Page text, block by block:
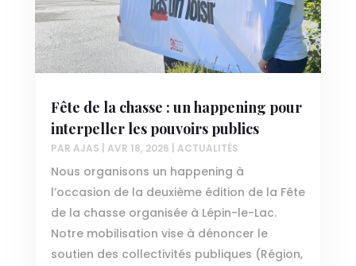
Fête de la chasse : un happening pour
interpeller les pouvoirs publics
PAR AJAS AVR 18, 2026 ACTUALITÉS
Nous organisons un happening à
l’occasion de la deuxième édition de la Fête
de la chasse organisée à Lépin-le-Lac.
Notre mobilisation vise à dénoncer le
soutien des collectivités publiques (Région,